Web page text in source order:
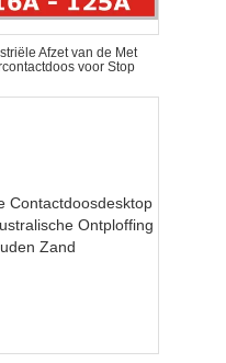
Afzet van de Met
voor Stop